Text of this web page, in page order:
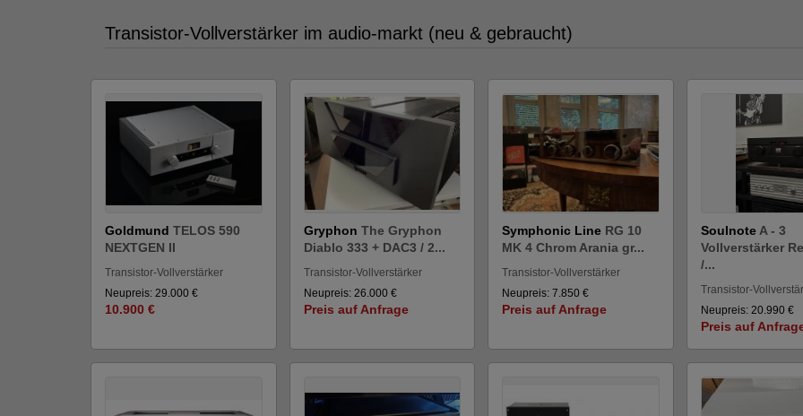
Transistor-Vollverstärker im audio-markt (neu & gebraucht)
Goldmund TELOS 590
NEXTGEN II
Transistor-Vollverstärker
Neupreis: 29.000 €
10.900 €
Gryphon The Gryphon
Diablo 333 + DAC3 / 2...
Transistor-Vollverstärker
Neupreis: 26.000 €
Preis auf Anfrage
Symphonic Line RG 10
MK 4 Chrom Arania gr...
Transistor-Vollverstärker
Neupreis: 7.850 €
Preis auf Anfrage
Soulnote A - 3
Vollverstärker
/...
Transistor-
Neupreis: 20.990 €
Preis auf